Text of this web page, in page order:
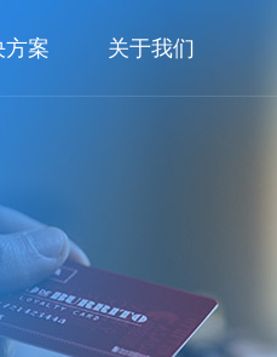
方案 关于我们